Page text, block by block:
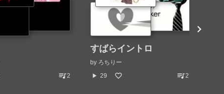
queue_music2
すばらイントロ
by ろちりー
play_arrow 29 queue_music27